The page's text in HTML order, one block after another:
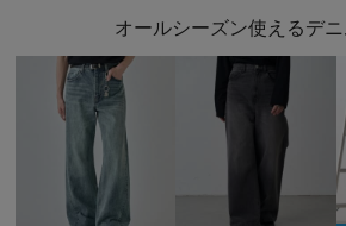
オールシーズン使えるデ